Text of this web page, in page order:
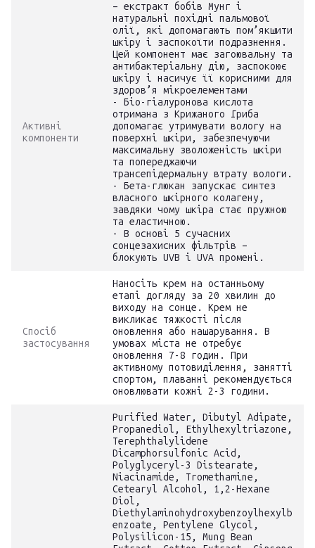
Активні
компоненти
– екстракт бобів Мунг і
натуральні похідні пальмової
олії, які допомагають пом’якшити
шкіру і заспокоїти подразнення.
Цей компонент має загоювальну та
антибактеріальну дію, заспокоює
шкіру і насичує її корисними для
здоров’я мікроелементами
- Біо-гіалуронова кислота
отримана з Крижаного Гриба
допомагає утримувати вологу на
поверхні шкіри, забезпечуючи
максимальну зволоженість шкіри
та попереджаючи
трансепідермальну втрату вологи.
- Бета-глюкан запускає синтез
власного шкірного колагену,
завдяки чому шкіра стає пружною
та еластичною.
- В основі 5 сучасних
сонцезахисних фільтрів –
блокують UVB i UVA промені.
Спосіб
застосування
Наносіть крем на останньому
етапі догляду за 20 хвилин до
виходу на сонце. Крем не
викликає тяжкості після
оновлення або нашарування. В
умовах міста не отребує
оновлення 7-8 годин. При
активному потовиділення, занятті
спортом, плаванні рекомендується
оновлювати кожні 2-3 години.
Purified Water, Dibutyl Adipate,
Propanediol, Ethylhexyltriazone,
Terephthalylidene
Dicamphorsulfonic Acid,
Polyglyceryl-3 Distearate,
Niacinamide, Tromethamine,
Cetearyl Alcohol, 1,2-Hexane
Diol,
Diethylaminohydroxybenzoylhexylb
enzoate, Pentylene Glycol,
Polysilicon-15, Mung Bean